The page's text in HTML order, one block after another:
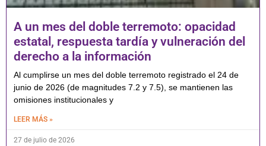
A un mes del doble terremoto: opacidad
estatal, respuesta tardía y vulneración del
derecho a la información
Al cumplirse un mes del doble terremoto registrado el 24 de
junio de 2026 (de magnitudes 7.2 y 7.5), se mantienen las
omisiones institucionales y
LEER MÁS »
27 de julio de 2026